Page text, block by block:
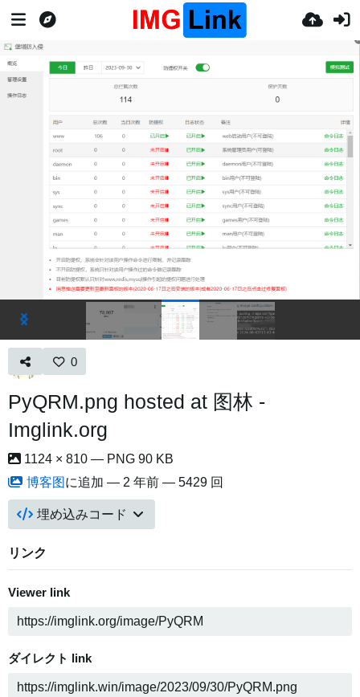
0
PyQRM.png hosted at 图林 -
Imglink.org
1124 × 810 — PNG 90 KB
博客图に追加 — 2 年前 — 5429 回
埋め込みコード
リンク
Viewer link
ダイレクト link